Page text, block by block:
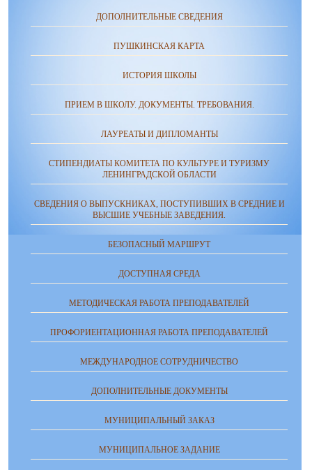
ДОПОЛНИТЕЛЬНЫЕ СВЕДЕНИЯ
ПУШКИНСКАЯ КАРТА
ИСТОРИЯ ШКОЛЫ
ПРИЕМ В ШКОЛУ. ДОКУМЕНТЫ. ТРЕБОВАНИЯ.
ЛАУРЕАТЫ И ДИПЛОМАНТЫ
СТИПЕНДИАТЫ КОМИТЕТА ПО КУЛЬТУРЕ И ТУРИЗМУ
ЛЕНИНГРАДСКОЙ ОБЛАСТИ
СВЕДЕНИЯ О ВЫПУСКНИКАХ, ПОСТУПИВШИХ В СРЕДНИЕ И
ВЫСШИЕ УЧЕБНЫЕ ЗАВЕДЕНИЯ.
БЕЗОПАСНЫЙ МАРШРУТ
ДОСТУПНАЯ СРЕДА
МЕТОДИЧЕСКАЯ РАБОТА ПРЕПОДАВАТЕЛЕЙ
ПРОФОРИЕНТАЦИОННАЯ РАБОТА ПРЕПОДАВАТЕЛЕЙ
МЕЖДУНАРОДНОЕ СОТРУДНИЧЕСТВО
ДОПОЛНИТЕЛЬНЫЕ ДОКУМЕНТЫ
МУНИЦИПАЛЬНЫЙ ЗАКАЗ
МУНИЦИПАЛЬНОЕ ЗАДАНИЕ